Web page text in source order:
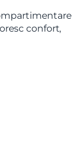
confort,